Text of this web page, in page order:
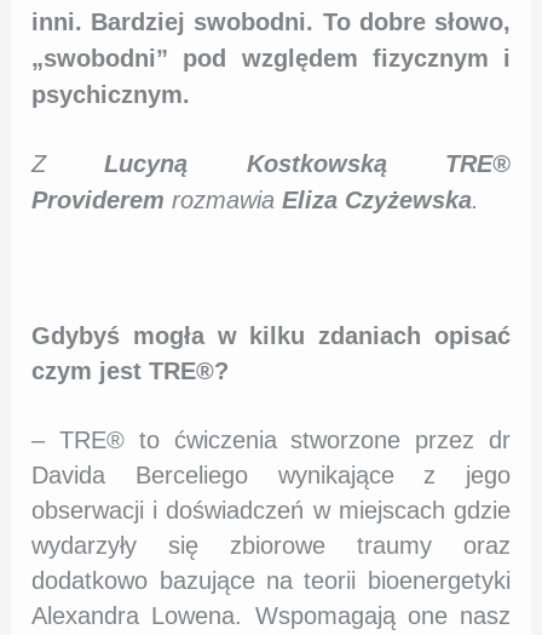
inni. Bardziej swobodni. To dobre słowo,
„swobodni” pod względem fizycznym i
psychicznym.
ZLucyną Kostkowską TRE®
Providerem rozmawiaEliza Czyżewska.
Gdybyś mogła w kilku zdaniach opisać
czym jest TRE®?
– TRE® to ćwiczenia stworzone przez dr
Davida Berceliego wynikające z jego
obserwacji i doświadczeń w miejscach gdzie
wydarzyły się zbiorowe traumy oraz
dodatkowo bazujące na teorii bioenergetyki
Alexandra Lowena. Wspomagają one nasz